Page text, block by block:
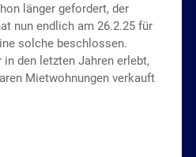
länger gefordert, der
nun endlich am 26.2.25 für
solche beschlossen.
in den letzten Jahren erlebt,
Mietwohnungen verkauft